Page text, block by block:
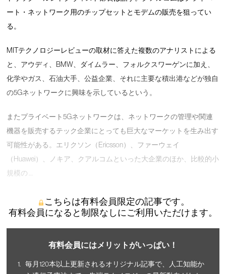
ート・ネットワーク用のチップセットとモデムの販売を狙ってい
る。
MITテクノロジーレビューの取材に答えた複数のアナリストによる
と、アウディ、BMW、ダイムラー、フォルクスワーゲンに加え、
化学やガス、石油大手、公益企業、それに主要な積出港などが独自
の5Gネットワークに興味を示しているという。
またプライベート5Gネットワークは、ネットワークの管理や関連
機器を販売するテック企業にとっても巨大なマーケットを生み出す
可能性がある。エリクソン（Ericsson）、ファーウェイ
（Huawei）、ノキア、クアルコムといった大企業のほか、比較的小
規模の …
こちらは有料会員限定の記事です。
有料会員になると制限なしにご利用いただけます。
有料会員にはメリットがいっぱい！
毎月120本以上更新されるオリジナル記事で、人工知能か